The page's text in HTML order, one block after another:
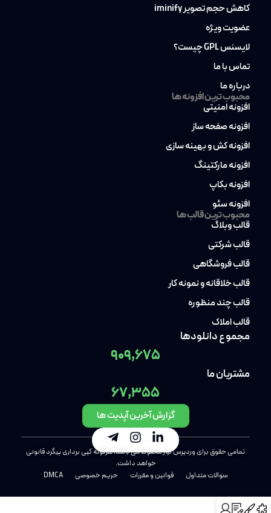
کاهش حجم تصویر iminify
عضویت ویژه
لایسنس GPL چیست؟
تماس با ما
درباره ما
محبوب ترین افزونه ها
افزونه امنیتی
افزونه صفحه ساز
افزونه کش و بهینه سازی
افزونه مارکتینگ
افزونه بکاپ
افزونه سئو
محبوب ترین قالب ها
قالب وبلاگ
قالب شرکتی
قالب فروشگاهی
قالب خلاقانه و نمونه کار
قالب چند منظوره
قالب املاک
مجموع دانلودها
909,675
مشتریان ما
67,355
گزارش آخرین آپدیت ها
تمامی حقوق برای وردپرس نیاز محفوظ می باشد، هرگونه کپی برداری پیگرد قانونی
خواهد داشت.
سوالات متداول
قوانین و مقررات حریم خصوصی DMCA